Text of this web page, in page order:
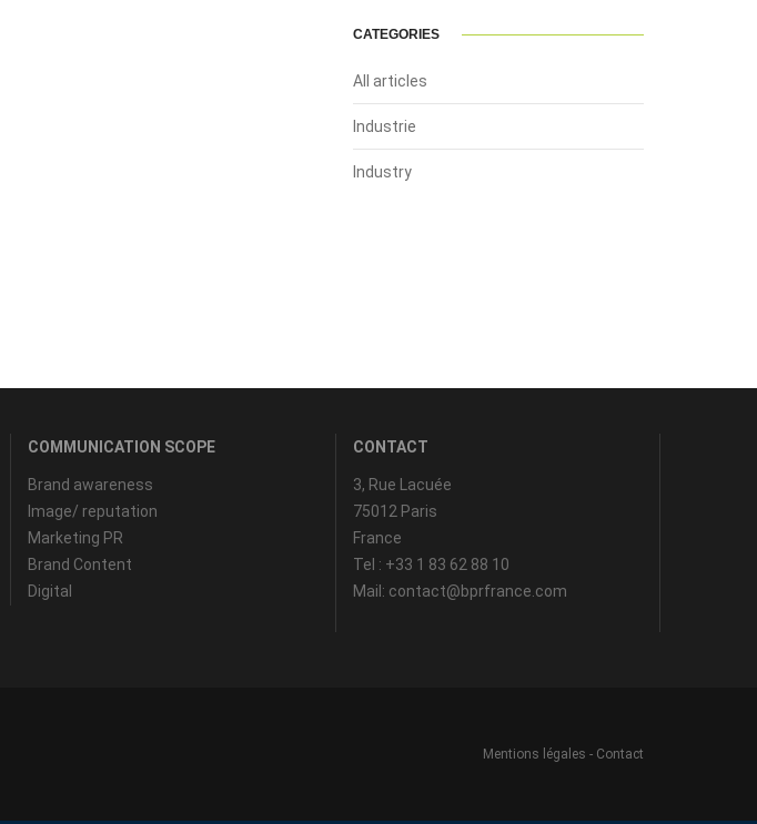
CATEGORIES
All articles
Industrie
Industry
COMMUNICATION SCOPE
Brand awareness
Image/ reputation
Marketing PR
Brand Content
Digital
CONTACT
3, Rue Lacuée
75012 Paris
France
Tel : +33 1 83 62 88 10
Mail: contact@bprfrance.com
Mentions légales - Contact